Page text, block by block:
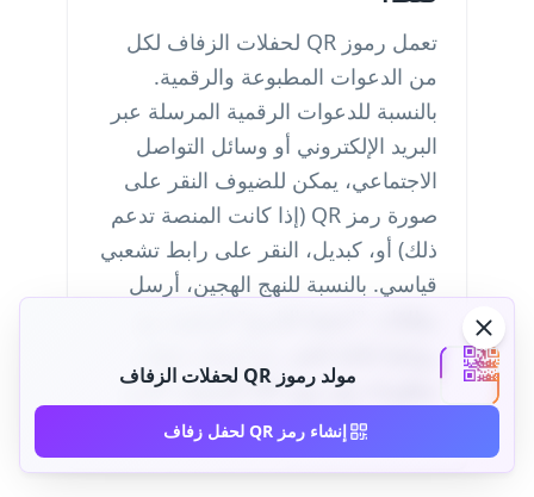
تعمل رموز QR لحفلات الزفاف لكل
من الدعوات المطبوعة والرقمية.
بالنسبة للدعوات الرقمية المرسلة عبر
البريد الإلكتروني أو وسائل التواصل
الاجتماعي، يمكن للضيوف النقر على
صورة رمز QR (إذا كانت المنصة تدعم
ذلك) أو، كبديل، النقر على رابط تشعبي
قياسي. بالنسبة للنهج الهجين، أرسل
مطبوعة مع رموز QR للضيوف الذين
يفضلون القرطاسية المادية.
مولد رموز QR لحفلات الزفاف
إنشاء رمز QR لحفل زفاف